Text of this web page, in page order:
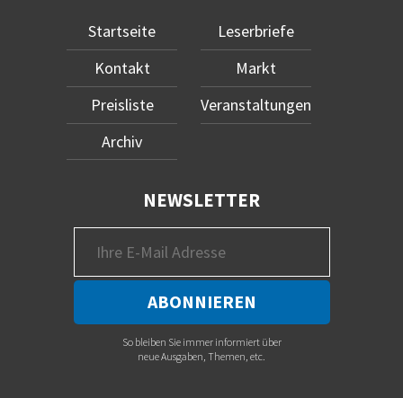
Startseite
Kontakt
Preisliste
Archiv
Leserbriefe
Markt
Veranstaltungen
NEWSLETTER
So bleiben Sie immer informiert über
neue Ausgaben, Themen, etc.